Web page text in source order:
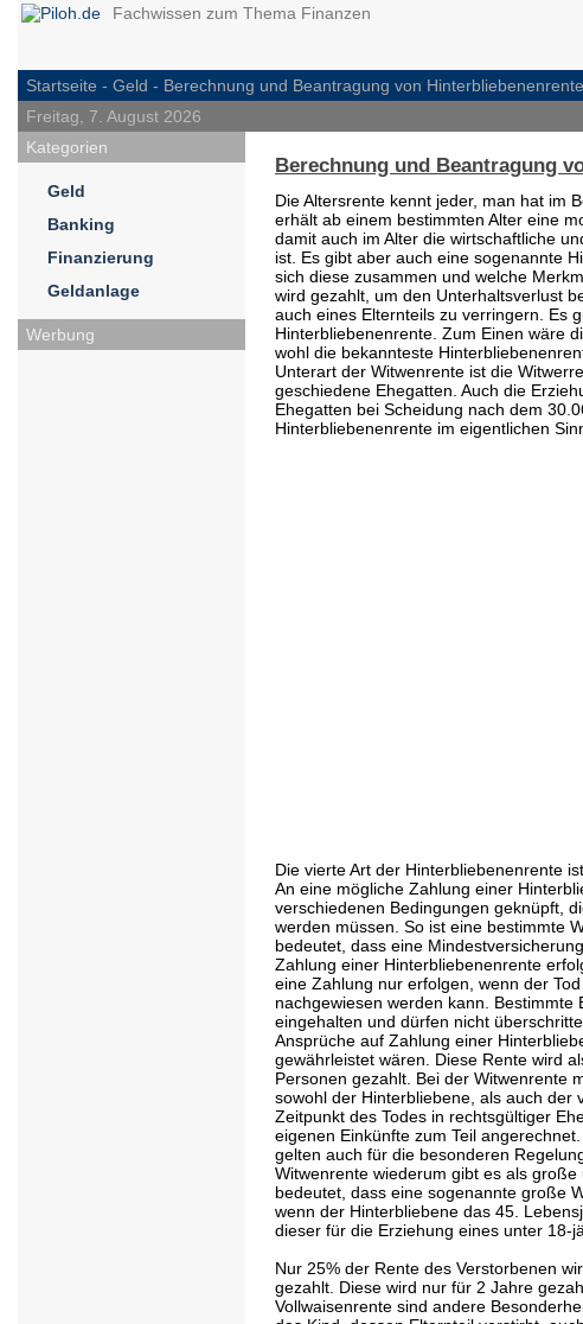
Fachwissen zum Thema Finanzen
Startseite - Geld - Berechnung und Beantragung von Hinterbliebenenrente
Freitag, 7. August 2026
Kategorien
Geld
Banking
Finanzierung
Geldanlage
Werbung
Berechnung und Beantragung
Die Altersrente kennt jeder, man hat im
erhält ab einem bestimmten Alter eine
damit auch im Alter die wirtschaftliche
ist. Es gibt aber auch eine sogenannte
sich diese zusammen und welche
wird gezahlt, um den Unterhaltsverlust
auch eines Elternteils zu verringern. Es
Hinterbliebenenrente. Zum Einen wäre
wohl die bekannteste
Unterart der Witwenrente ist die
geschiedene Ehegatten. Auch die
Ehegatten bei Scheidung nach dem
Hinterbliebenenrente im eigentlichen
Die vierte Art der Hinterbliebenenrente
An eine mögliche Zahlung einer
verschiedenen Bedingungen geknüpft,
werden müssen. So ist eine bestimmte
bedeutet, dass eine
Zahlung einer Hinterbliebenenrente
eine Zahlung nur erfolgen, wenn der
nachgewiesen werden kann. Bestimmte
eingehalten und dürfen nicht
Ansprüche auf Zahlung einer
gewährleistet wären. Diese Rente wird
Personen gezahlt. Bei der Witwenrente
sowohl der Hinterbliebene, als auch der
Zeitpunkt des Todes in rechtsgültiger
eigenen Einkünfte zum Teil
gelten auch für die besonderen
Witwenrente wiederum gibt es als
bedeutet, dass eine sogenannte große
wenn der Hinterbliebene das 45.
dieser für die Erziehung eines unter 18-
Nur 25% der Rente des Verstorbenen
gezahlt. Diese wird nur für 2 Jahre
Vollwaisenrente sind andere